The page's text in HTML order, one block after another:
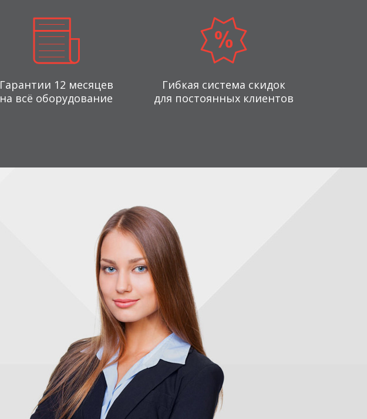
Гарантии 12 месяцев
на всё оборудование
Гибкая система скидок
для постоянных клиентов